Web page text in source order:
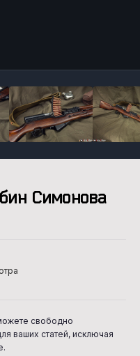
Симонова
свободно
ваших статей, исключая